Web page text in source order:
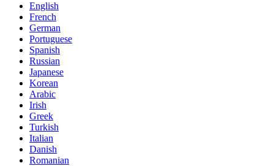
English
French
German
Portuguese
Spanish
Russian
Japanese
Korean
Arabic
Irish
Greek
Turkish
Italian
Danish
Romanian